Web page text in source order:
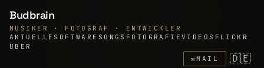
Budbrain
MUSIKER · FOTOGRAF · ENTWICKLER
AKTUELLE SOFTWARE SONGS FOTOGRAFIEVIDEOS FLICKR
ÜBER
✉MAIL 🇩🇪